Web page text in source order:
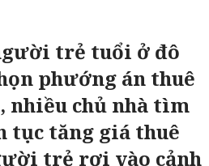
trẻ tuổi ở đô
phướng án thuê
nhiều chủ nhà tìm
tục tăng giá thuê
trẻ rơi vào cảnh